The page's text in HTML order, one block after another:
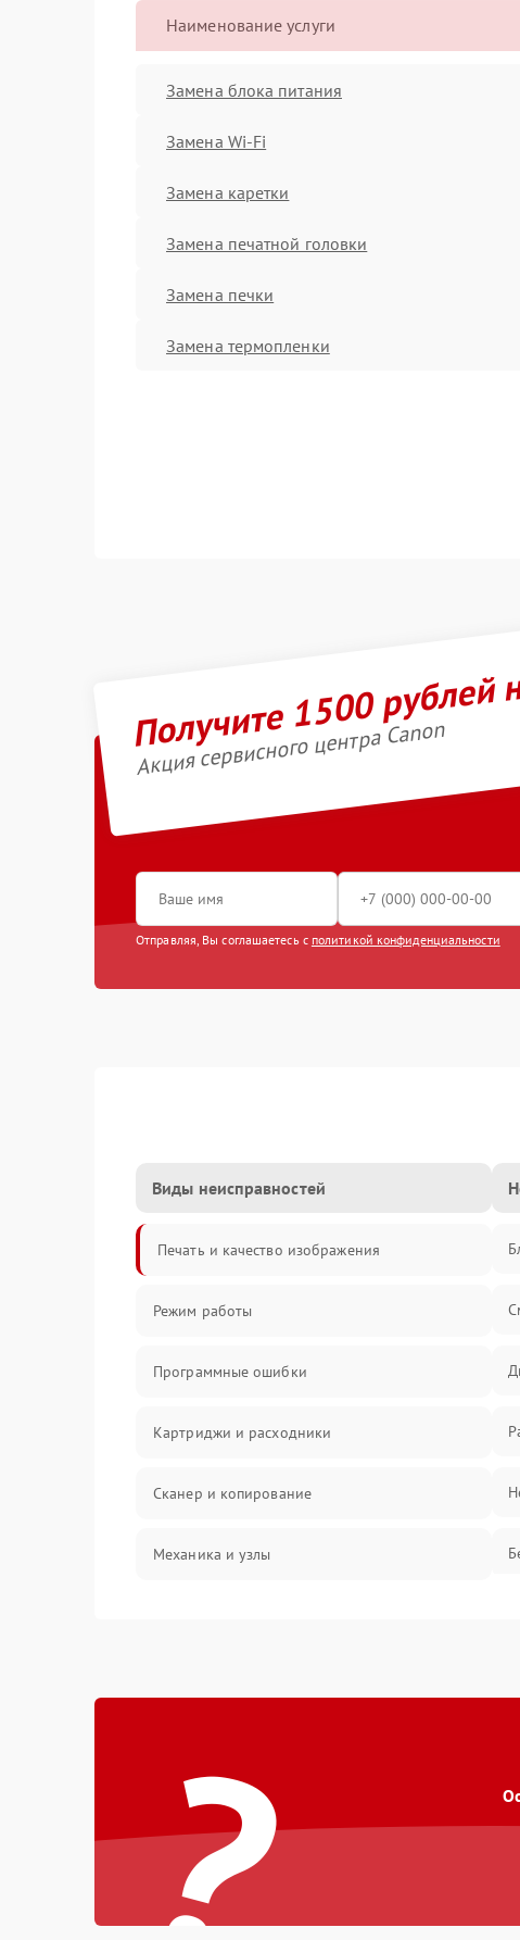
Наименование услуги
Замена блока питания
Замена Wi-Fi
Замена каретки
Замена печатной головки
Замена печки
Замена термопленки
Получите 1500
Акция сервисного центра Canon
Отправляя, Вы соглашаетесь с политикой конфиденциальности
Виды неисправностей
Печать и качество изображения
Режим работы
Программные ошибки
Картриджи и расходники
Сканер и копирование
Механика и узлы
Изображение
Проблемы с механикой
Питание и запуск
?